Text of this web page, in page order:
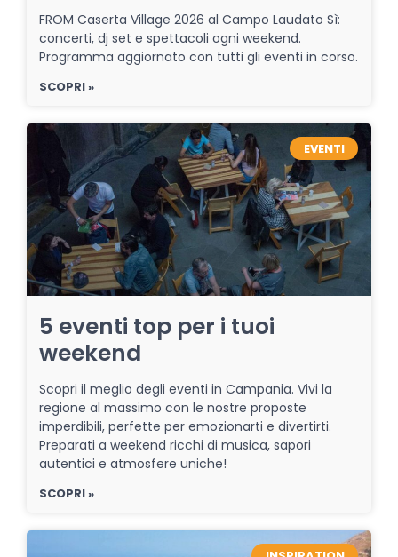
FROM Caserta Village 2026 al Campo Laudato Sì:
concerti, dj set e spettacoli ogni weekend.
Programma aggiornato con tutti gli eventi in corso.
SCOPRI »
EVENTI
5 eventi top per i tuoi
weekend
Scopri il meglio degli eventi in Campania. Vivi la
regione al massimo con le nostre proposte
imperdibili, perfette per emozionarti e divertirti.
Preparati a weekend ricchi di musica, sapori
autentici e atmosfere uniche!
SCOPRI »